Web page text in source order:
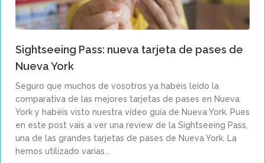
Sightseeing Pass: nueva tarjeta de pases de
Nueva York
Seguro que muchos de vosotros ya habéis leído la
comparativa de las mejores tarjetas de pases en Nueva
York y habéis visto nuestra vídeo guía de Nueva York. Pues
en este post vais a ver una review de la Sightseeing Pass,
una de las grandes tarjetas de pases de Nueva York. La
hemos utilizado varias